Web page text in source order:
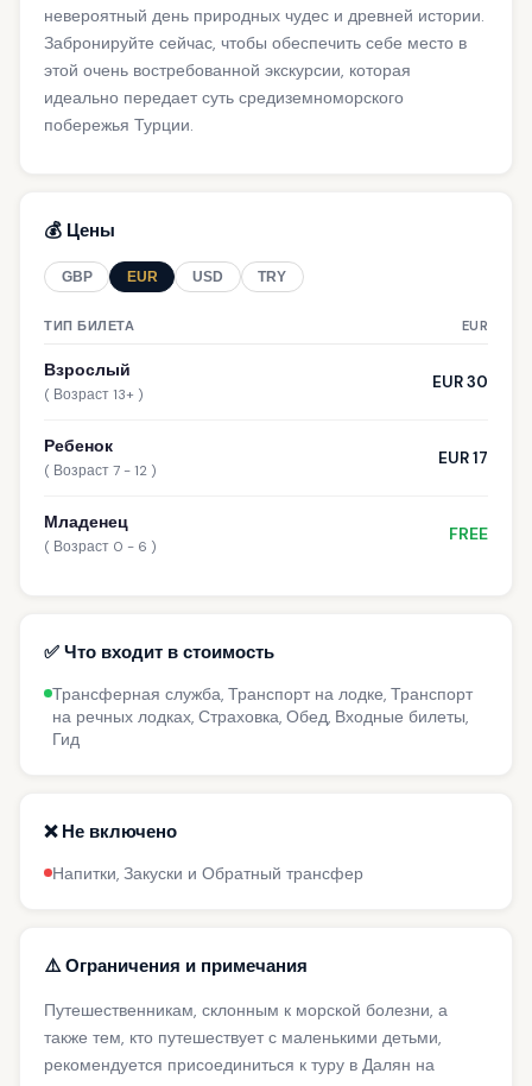
невероятный день природных чудес и древней истории.
Забронируйте сейчас, чтобы обеспечить себе место в
этой очень востребованной экскурсии, которая
идеально передает суть средиземноморского
побережья Турции.
💰 Цены
GBP EUR USD TRY
ТИП БИЛЕТА EUR
Взрослый
( Возраст 13+ )
EUR 30
Ребенок
( Возраст 7 - 12 )
EUR 17
Младенец
( Возраст 0 - 6 )
FREE
✅ Что входит в стоимость
Трансферная служба, Транспорт на лодке, Транспорт
на речных лодках, Страховка, Обед, Входные билеты,
Гид
❌ Не включено
Напитки, Закуски и Обратный трансфер
⚠️ Ограничения и примечания
Путешественникам, склонным к морской болезни, а
также тем, кто путешествует с маленькими детьми,
рекомендуется присоединиться к туру в Далян на